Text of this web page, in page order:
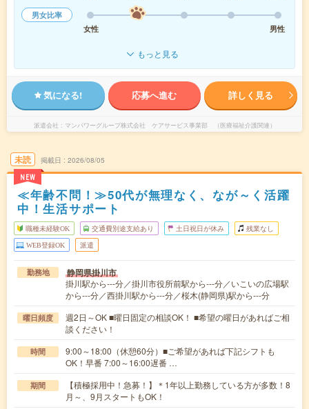
男女比率
女性
男性
もっと見る
気になる! 応募へ進む 詳しく見る
派遣会社 マンパワーグループ株式会社 ケアサービス事業部 （医療福祉介護関連）
未読
NEW
掲載日 2026/08/05
≪年齢不問！≫50代が無理なく、なが～く活躍
中！生活サポート
職種未経験OK 交通費別途支給あり 土日祝日が休み 残業なし
WEB登録OK 派遣
勤務地 静岡県掛川市
掛川駅から---分／掛川市役所前駅から---分／いこいの広場駅
から---分／西掛川駅から---分／桜木(静岡県)駅から---分
曜日頻度
週2日～OK ■曜日固定の相談OK！ ■希望の曜日があればご相
談ください！
時間
9:00～18:00（休憩60分）■ご希望があれば下記シフトも
OK！早番 7:00～16:00遅番 …
期間
【積極採用中！急募！】＊1年以上勤務している方が多数！8
月～、9月スタートもOK！